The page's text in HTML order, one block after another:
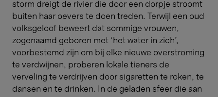
storm dreigt de rivier die door een dorpje stroomt
buiten haar oevers te doen treden. Terwijl een oud
volksgeloof beweert dat sommige vrouwen,
zogenaamd geboren met ‘het water in zich’,
voorbestemd zijn om bij elke nieuwe overstroming
te verdwijnen, proberen lokale tieners de
verveling te verdrijven door sigaretten te roken, te
dansen en te drinken. In de geladen sfeer die aan